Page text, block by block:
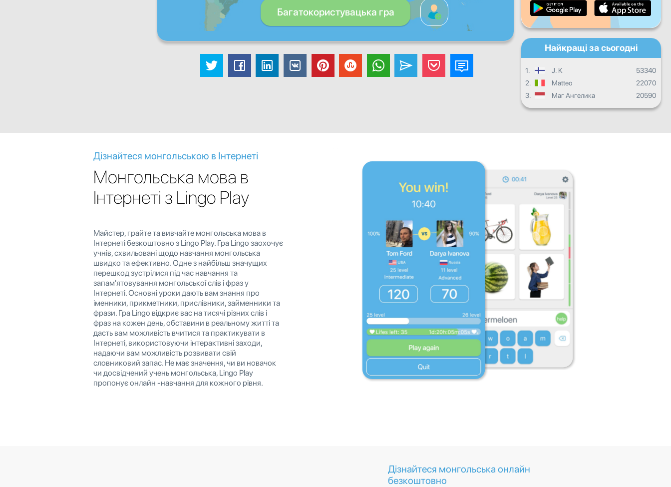
Багатокористувацька гра Загальний прогрес
Найкращі за сьогодні
1. J. K
53340
2.
Matteo
22070
3.
Маг Ангелика 20590
Дізнайтеся монгольською в Інтернеті
Монгольська мова в
Інтернеті з Lingo Play
Майстер, грайте та вивчайте монгольська мова в
Інтернеті безкоштовно з Lingo Play. Гра Lingo заохочує
учнів, схвильовані щодо навчання монгольська
швидко та ефективно. Одне з найбільш значущих
перешкод зустрілися під час навчання та
запам'ятовування монгольської слів і фраз у
Інтернеті. Основні уроки дають вам знання про
іменники, прикметники, прислівники, займенники та
фрази. Гра Lingo відкриє вас на тисячі різних слів і
фраз на кожен день, обставини в реальному житті та
дасть вам можливість вчитися та практикувати в
Інтернеті, використовуючи інтерактивні заходи,
надаючи вам можливість розвивати свій
словниковий запас. Не має значення, чи ви новачок
чи досвідчений учень монгольська, Lingo Play
пропонує онлайн -навчання для кожного рівня.
Дізнайтеся монгольська онлайн
безкоштовно